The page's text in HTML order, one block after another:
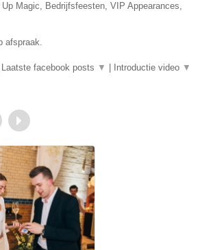
Magic, Bedrijfsfeesten, VIP Appearances,
afspraak.
Laatste facebook posts ▼ Introductie video ▼